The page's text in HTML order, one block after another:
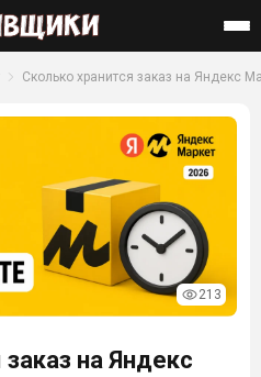
Найти
Сколько хранится заказ на Яндекс
213
на Яндекс